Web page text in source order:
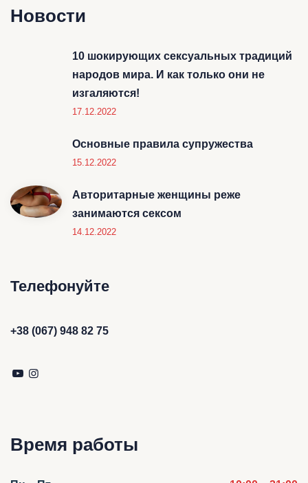
Новости
10 шокирующих сексуальных традиций
народов мира. И как только они не
изгаляются!
17.12.2022
Основные правила супружества
15.12.2022
Авторитарные женщины реже
занимаются сексом
14.12.2022
Телефонуйте
+38 (067) 948 82 75
Время работы